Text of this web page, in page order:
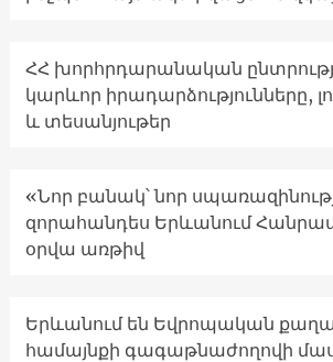
ՀՀ խորհրդարանական
կարևոր իրադարձությունները,
և տեսանյութեր
«Նոր բանակ՝ նոր
զորահանդես Երևանում
օրվա առթիվ
Երևանում են Եվրոպական
համայնքի գագաթնաժողովի